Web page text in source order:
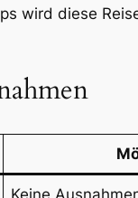
wird diese
Keine